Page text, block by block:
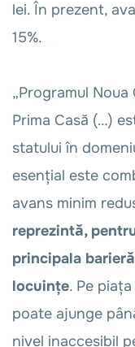
lei. În prezent,
15%.
„Programul
Prima Casă (…)
statului în
esențial este
avans minim
reprezintă,
principala
locuințe. Pe
poate ajunge
nivel inaccesibil